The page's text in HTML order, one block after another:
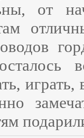
от